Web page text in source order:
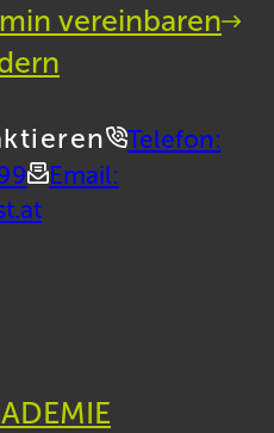
vereinbaren
Telefon:
Email: